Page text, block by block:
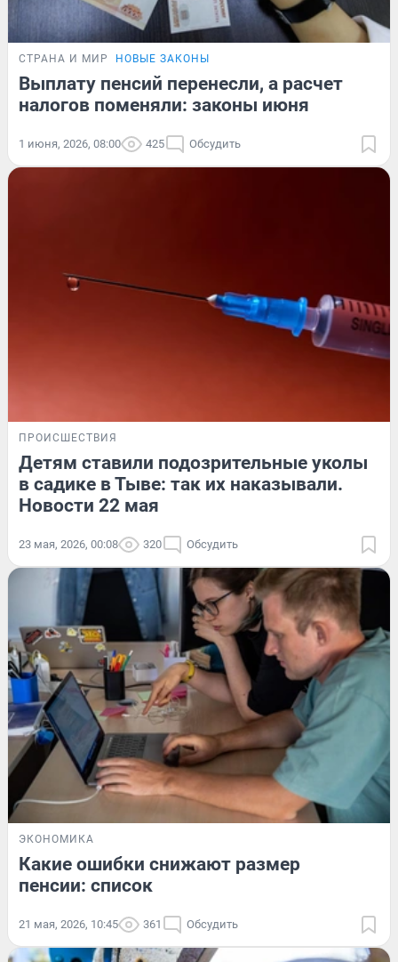
СТРАНА И МИР НОВЫЕ ЗАКОНЫ
Выплату пенсий перенесли, а расчет
налогов поменяли: законы июня
1 июня, 2026, 08:00 425 Обсудить
ПРОИСШЕСТВИЯ
Детям ставили подозрительные уколы
в садике в Тыве: так их наказывали.
Новости 22 мая
23 мая, 2026, 00:08 320 Обсудить
ЭКОНОМИКА
Какие ошибки снижают размер
пенсии: список
21 мая, 2026, 10:45 361 Обсудить